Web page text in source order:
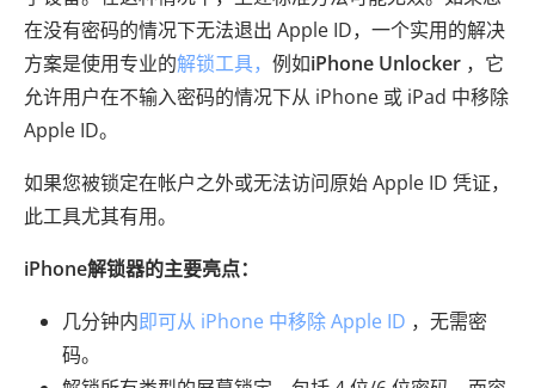
在没有密码的情况下无法退出 Apple ID，一个实用的解决
方案是使用专业的解锁工具， 例如iPhone Unlocker ，它
允许用户在不输入密码的情况下从 iPhone 或 iPad 中移除
Apple ID。
如果您被锁定在帐户之外或无法访问原始 Apple ID 凭证，
此工具尤其有用。
iPhone解锁器的主要亮点：
几分钟内即可从 iPhone 中移除 Apple ID ，无需密
码。